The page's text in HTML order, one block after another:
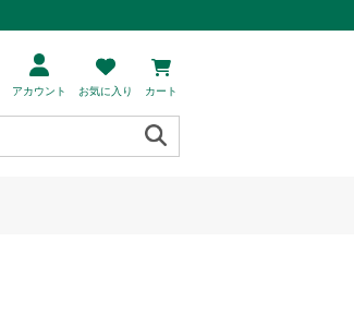
アカウント お気に入り カート